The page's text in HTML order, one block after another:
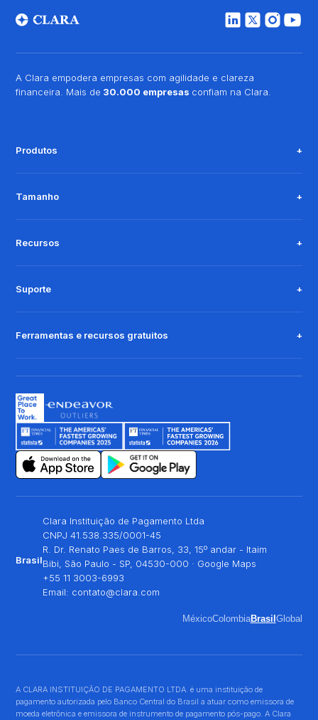
A Clara empodera empresas com agilidade e clareza
financeira. Mais de 30.000 empresas confiam na Clara.
Produtos
Tamanho
Recursos
Suporte
Ferramentas e recursos gratuitos
Brasil
Clara Instituição de Pagamento Ltda
CNPJ 41.538.335/0001-45
R. Dr. Renato Paes de Barros, 33, 15º andar - Itaim
Bibi, São Paulo - SP, 04530-000 · Google Maps
+55 11 3003-6993
Email: contato@clara.com
MéxicoColombiaBrasil Global
A CLARA INSTITUIÇÃO DE PAGAMENTO LTDA. é uma instituição de
pagamento autorizada pelo Banco Central do Brasil a atuar como emissora de
moeda eletrônica e emissora de instrumento de pagamento pós-pago. A Clara